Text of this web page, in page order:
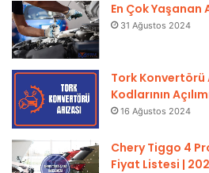
En Çok Yaşanan
31 Ağustos 2024
Tork Konvertörü
Kodlarının
16 Ağustos 2024
Chery Tiggo 4
Fiyat Listesi |